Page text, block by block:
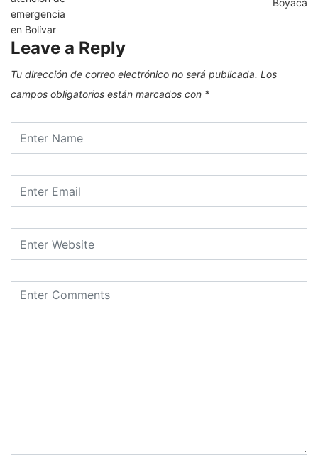
Leave a Reply
Tu dirección de correo electrónico no será publicada. Los
campos obligatorios están marcados con *